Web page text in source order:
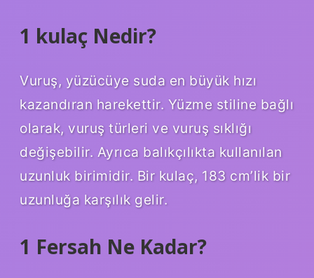
1 kulaç Nedir?
Vuruş, yüzücüye suda en büyük hızı
kazandıran harekettir. Yüzme stiline bağlı
olarak, vuruş türleri ve vuruş sıklığı
değişebilir. Ayrıca balıkçılıkta kullanılan
uzunluk birimidir. Bir kulaç, 183 cm’lik bir
uzunluğa karşılık gelir.
1 Fersah Ne Kadar?